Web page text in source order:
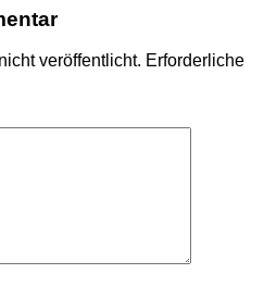
veröffentlicht. Erforderliche